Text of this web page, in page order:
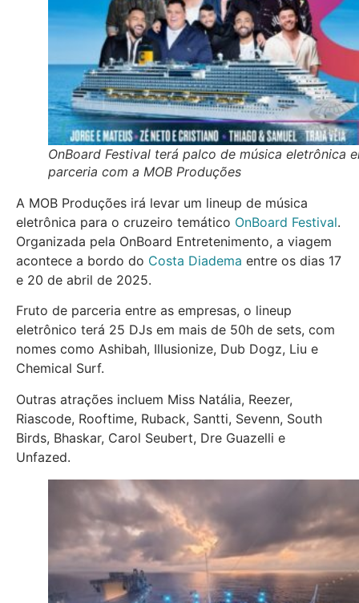
OnBoard Festival terá palco de música eletrônica
parceria com a MOB Produções
A MOB Produções irá levar um lineup de música
eletrônica para o cruzeiro temático OnBoard Festival.
Organizada pela OnBoard Entretenimento, a viagem
acontece a bordo do Costa Diadema entre os dias 17
e 20 de abril de 2025.
Fruto de parceria entre as empresas, o lineup
eletrônico terá 25 DJs em mais de 50h de sets, com
nomes como Ashibah, Illusionize, Dub Dogz, Liu e
Chemical Surf.
Outras atrações incluem Miss Natália, Reezer,
Riascode, Rooftime, Ruback, Santti, Sevenn, South
Birds, Bhaskar, Carol Seubert, Dre Guazelli e
Unfazed.